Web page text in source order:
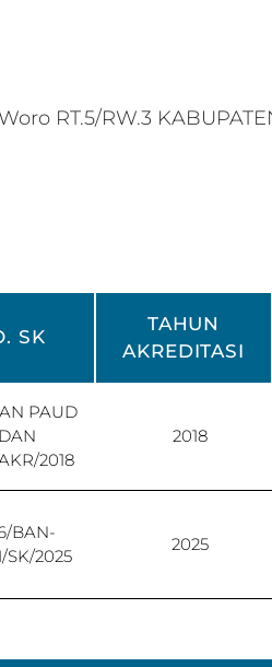
RT.5/RW.3
SK
TAHUN
AKREDITASI
PAUD
DAN
2018
2018
BAN-
SK/2025
2025